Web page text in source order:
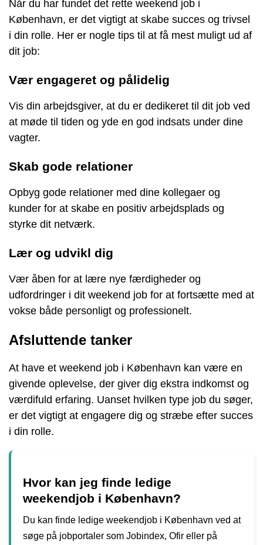
Når du har fundet det rette weekend job i
København, er det vigtigt at skabe succes og trivsel
i din rolle. Her er nogle tips til at få mest muligt ud af
dit job:
Vær engageret og pålidelig
Vis din arbejdsgiver, at du er dedikeret til dit job ved
at møde til tiden og yde en god indsats under dine
vagter.
Skab gode relationer
Opbyg gode relationer med dine kollegaer og
kunder for at skabe en positiv arbejdsplads og
styrke dit netværk.
Lær og udvikl dig
Vær åben for at lære nye færdigheder og
udfordringer i dit weekend job for at fortsætte med at
vokse både personligt og professionelt.
Afsluttende tanker
At have et weekend job i København kan være en
givende oplevelse, der giver dig ekstra indkomst og
værdifuld erfaring. Uanset hvilken type job du søger,
er det vigtigt at engagere dig og stræbe efter succes
i din rolle.
Hvor kan jeg finde ledige
weekendjob i København?
Du kan finde ledige weekendjob i København ved at
søge på jobportaler som Jobindex, Ofir eller på